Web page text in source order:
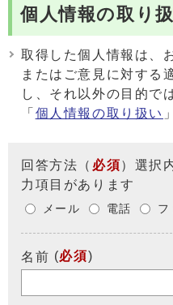
個人情報の取り
取得した個人情報は、
またはご意見に対する
し、それ以外の目的で
「 個人情報の取り扱い
回答方法 （ 必須）選択
力項目があります
メール 電話 フ
名前 (必須)